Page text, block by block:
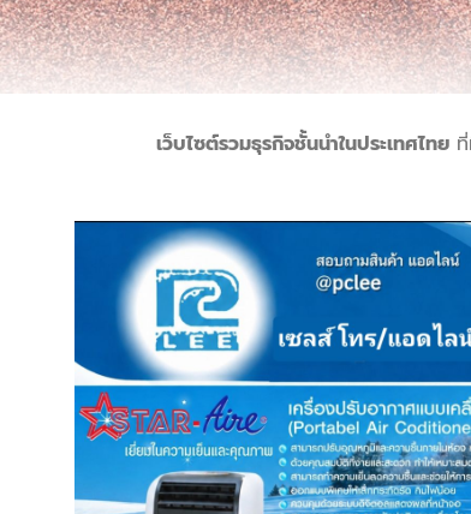
เว็บไซต์รวมธุรกิจชั้นนำในประเทศไทย